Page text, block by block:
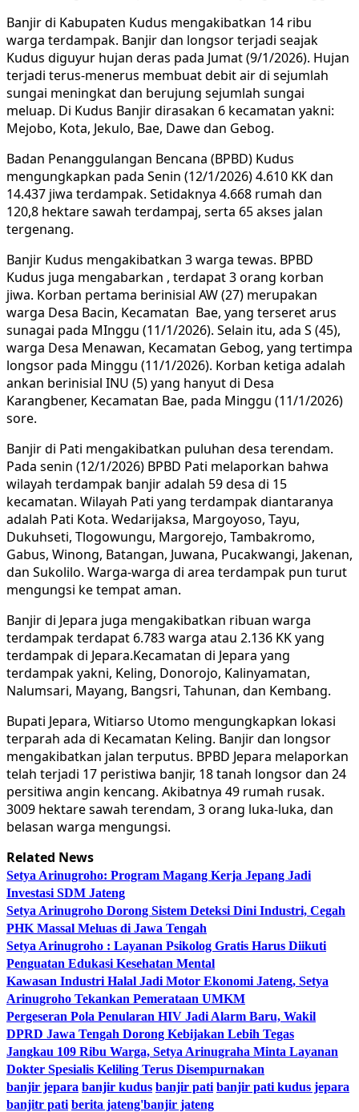
Banjir di Kabupaten Kudus mengakibatkan 14 ribu
warga terdampak. Banjir dan longsor terjadi seajak
Kudus diguyur hujan deras pada Jumat (9/1/2026). Hujan
terjadi terus-menerus membuat debit air di sejumlah
sungai meningkat dan berujung sejumlah sungai
meluap. Di Kudus Banjir dirasakan 6 kecamatan yakni:
Mejobo, Kota, Jekulo, Bae, Dawe dan Gebog.
Badan Penanggulangan Bencana (BPBD) Kudus
mengungkapkan pada Senin (12/1/2026) 4.610 KK dan
14.437 jiwa terdampak. Setidaknya 4.668 rumah dan
120,8 hektare sawah terdampaj, serta 65 akses jalan
tergenang.
Banjir Kudus mengakibatkan 3 warga tewas. BPBD
Kudus juga mengabarkan , terdapat 3 orang korban
jiwa. Korban pertama berinisial AW (27) merupakan
warga Desa Bacin, Kecamatan Bae, yang terseret arus
sunagai pada MInggu (11/1/2026). Selain itu, ada S (45),
warga Desa Menawan, Kecamatan Gebog, yang tertimpa
longsor pada Minggu (11/1/2026). Korban ketiga adalah
ankan berinisial INU (5) yang hanyut di Desa
Karangbener, Kecamatan Bae, pada Minggu (11/1/2026)
sore.
Banjir di Pati mengakibatkan puluhan desa terendam.
Pada senin (12/1/2026) BPBD Pati melaporkan bahwa
wilayah terdampak banjir adalah 59 desa di 15
kecamatan. Wilayah Pati yang terdampak diantaranya
adalah Pati Kota. Wedarijaksa, Margoyoso, Tayu,
Dukuhseti, Tlogowungu, Margorejo, Tambakromo,
Gabus, Winong, Batangan, Juwana, Pucakwangi, Jakenan,
dan Sukolilo. Warga-warga di area terdampak pun turut
mengungsi ke tempat aman.
Banjir di Jepara juga mengakibatkan ribuan warga
terdampak terdapat 6.783 warga atau 2.136 KK yang
terdampak di Jepara.Kecamatan di Jepara yang
terdampak yakni, Keling, Donorojo, Kalinyamatan,
Nalumsari, Mayang, Bangsri, Tahunan, dan Kembang.
Bupati Jepara, Witiarso Utomo mengungkapkan lokasi
terparah ada di Kecamatan Keling. Banjir dan longsor
mengakibatkan jalan terputus. BPBD Jepara melaporkan
telah terjadi 17 peristiwa banjir, 18 tanah longsor dan 24
persitiwa angin kencang. Akibatnya 49 rumah rusak.
3009 hektare sawah terendam, 3 orang luka-luka, dan
belasan warga mengungsi.
Related News
Setya Arinugroho: Program Magang Kerja Jepang Jadi
Investasi SDM Jateng
Setya Arinugroho Dorong Sistem Deteksi Dini Industri, Cegah
PHK Massal Meluas di Jawa Tengah
Setya Arinugroho : Layanan Psikolog Gratis Harus Diikuti
Penguatan Edukasi Kesehatan Mental
Kawasan Industri Halal Jadi Motor Ekonomi Jateng, Setya
Arinugroho Tekankan Pemerataan UMKM
Pergeseran Pola Penularan HIV Jadi Alarm Baru, Wakil
DPRD Jawa Tengah Dorong Kebijakan Lebih Tegas
Jangkau 109 Ribu Warga, Setya Arinugraha Minta Layanan
Dokter Spesialis Keliling Terus Disempurnakan
banjir jepara banjir kudus banjir pati banjir pati kudus jepara
banjitr pati berita jateng'banjir jateng